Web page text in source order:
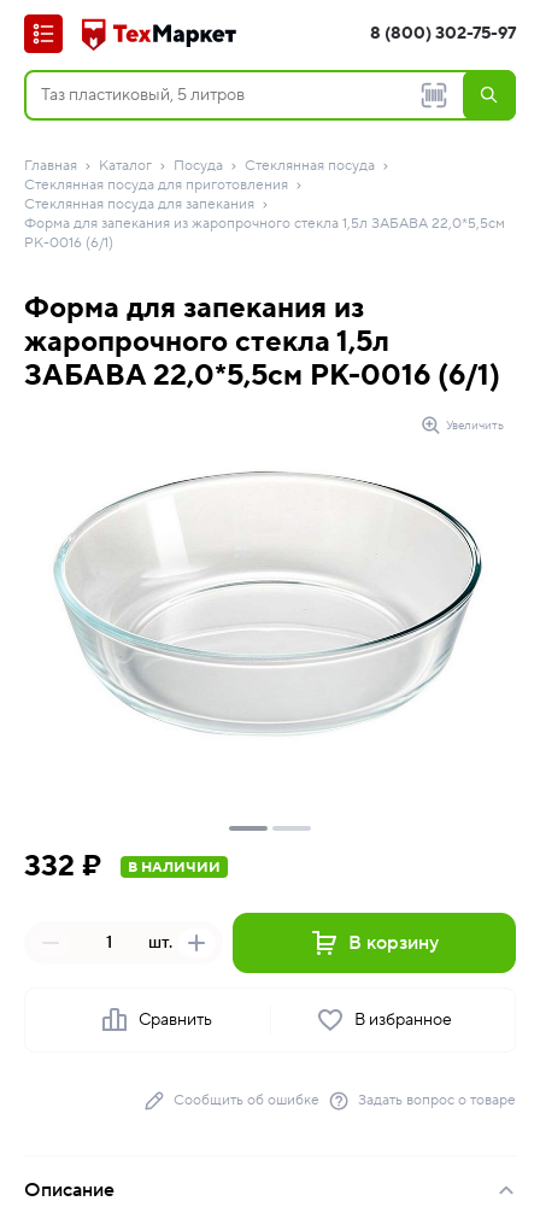
8 (800) 302-75-97
Главная Каталог Посуда
Стеклянная посуда
Стеклянная посуда для приготовления
Стеклянная посуда для запекания
Форма для запекания из жаропрочного стекла 1,5л ЗАБАВА 22,0*5,5см
РК-0016 (6/1)
Форма для запекания из
жаропрочного стекла 1,5л
ЗАБАВА 22,0*5,5см РК-0016 (6/1)
Увеличить
332 ₽ В НАЛИЧИИ
шт. В корзину
Сравнить В избранное
Сообщить об ошибке Задать вопрос о товаре
Описание